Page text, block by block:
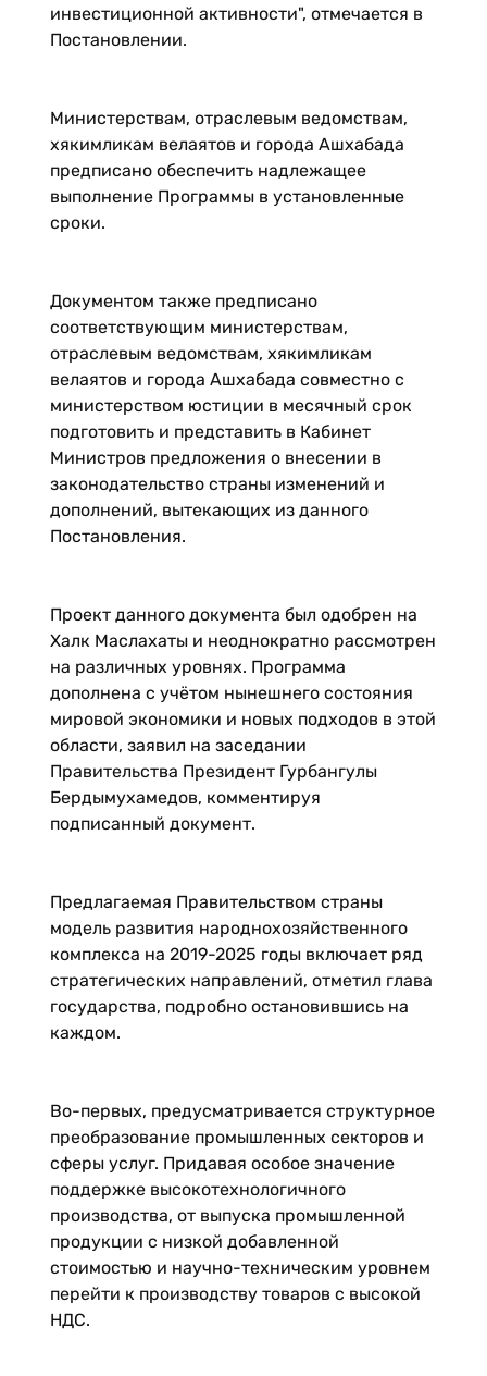
инвестиционной активности", отмечается в
Постановлении.
Министерствам, отраслевым ведомствам,
хякимликам велаятов и города Ашхабада
предписано обеспечить надлежащее
выполнение Программы в установленные
сроки.
Документом также предписано
соответствующим министерствам,
отраслевым ведомствам, хякимликам
велаятов и города Ашхабада совместно с
министерством юстиции в месячный срок
подготовить и представить в Кабинет
Министров предложения о внесении в
законодательство страны изменений и
дополнений, вытекающих из данного
Постановления.
Проект данного документа был одобрен на
Халк Маслахаты и неоднократно рассмотрен
на различных уровнях. Программа
дополнена с учётом нынешнего состояния
мировой экономики и новых подходов в этой
области, заявил на заседании
Правительства Президент Гурбангулы
Бердымухамедов, комментируя
подписанный документ.
Предлагаемая Правительством страны
модель развития народнохозяйственного
комплекса на 2019-2025 годы включает ряд
стратегических направлений, отметил глава
государства, подробно остановившись на
каждом.
Во-первых, предусматривается структурное
преобразование промышленных секторов и
сферы услуг. Придавая особое значение
поддержке высокотехнологичного
производства, от выпуска промышленной
продукции с низкой добавленной
стоимостью и научно-техническим уровнем
перейти к производству товаров с высокой
НДС.